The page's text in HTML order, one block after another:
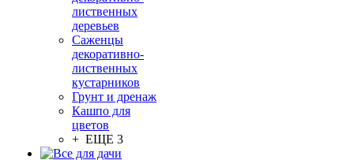
лиственных
деревьев
Саженцы
декоративно-
лиственных
кустарников
Грунт и дренаж
Кашпо для
цветов
+ ЕЩЕ 3